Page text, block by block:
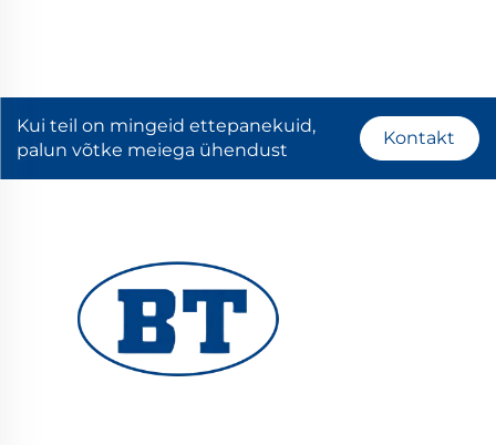
Kui teil on mingeid ettepanekuid,
palun võtke meiega ühendust
Kontakt